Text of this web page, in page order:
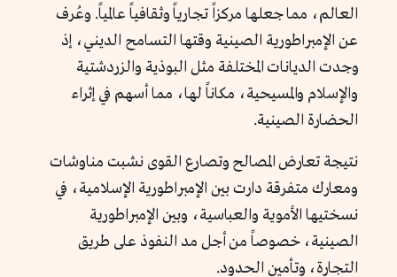
العالم، مما جعلها مركزاً تجارياً وثقافياً عالمياً. وعُرف
عن الإمبراطورية الصينية وقتها التسامح الديني، إذ
وجدت الديانات المختلفة مثل البوذية والزردشتية
والإسلام والمسيحية، مكاناً لها، مما أسهم في إثراء
الحضارة الصينية.
نتيجة تعارض المصالح وتصارع القوى نشبت مناوشات
ومعارك متفرقة دارت بين الإمبراطورية الإسلامية، في
نسختيها الأموية والعباسية، وبين الإمبراطورية
الصينية، خصوصاً من أجل مد النفوذ على طريق
التجارة، وتأمين الحدود.